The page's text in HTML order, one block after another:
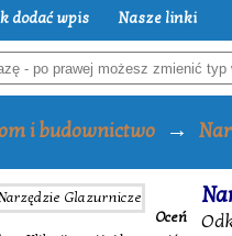
dodać wpis Nasze linki
i budownictwo →
Oceń